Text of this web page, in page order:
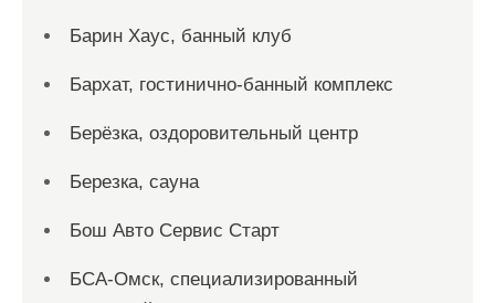
Барин Хаус, банный клуб
Бархат, гостинично-банный комплекс
Берёзка, оздоровительный центр
Березка, сауна
Бош Авто Сервис Старт
БСА-Омск, специализированный